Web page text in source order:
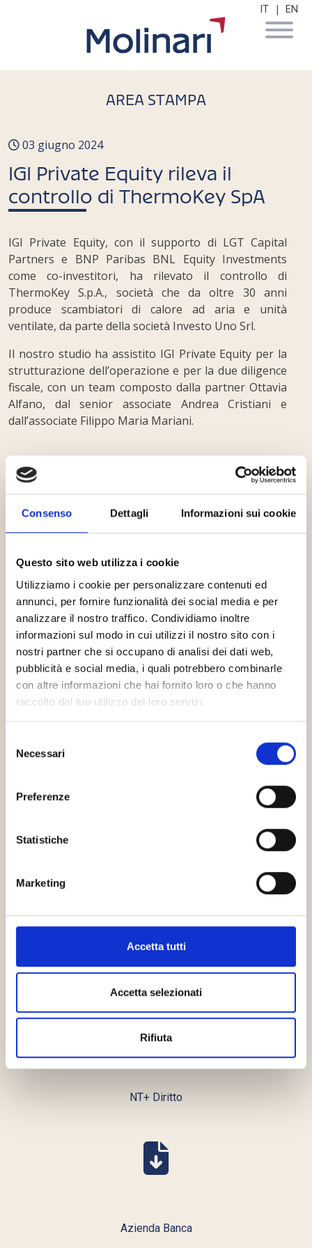
Consenso Dettagli Informazioni sui cookie
Questo sito web utilizza i cookie
Utilizziamo i cookie per personalizzare contenuti ed
annunci, per fornire funzionalità dei social media e per
analizzare il nostro traffico. Condividiamo inoltre
informazioni sul modo in cui utilizzi il nostro sito con i
nostri partner che si occupano di analisi dei dati web,
pubblicità e social media, i quali potrebbero combinarle
con altre informazioni che hai fornito loro o che hanno
raccolto dal tuo utilizzo dei loro servizi.
delNecessari
Preferenze
Statistiche
Marketing
Accetta tutti
Accetta selezionati
Rifiuta
IT | EN
AREA STAMPA
03 giugno 2024
IGI Private Equity rileva il
controllo di ThermoKey SpA
IGI Private Equity, con il supporto di LGT Capital
Partners e BNP Paribas BNL Equity Investments
come co-investitori, ha rilevato il controllo di
ThermoKey S.p.A., società che da oltre 30 anni
produce scambiatori di calore ad aria e unità
ventilate, da parte della società Investo Uno Srl.
Il nostro studio ha assistito IGI Private Equity per la
strutturazione dell’operazione e per la due diligence
fiscale, con un team composto dalla partner Ottavia
Alfano, dal senior associate Andrea Cristiani e
dall’associate Filippo Maria Mariani.
AIFI
Legalcommunity
NT+ Diritto
Azienda Banca